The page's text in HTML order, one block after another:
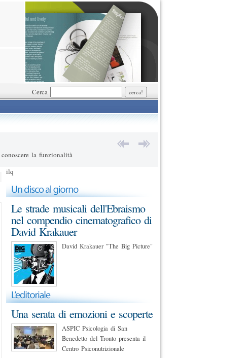
Cerca
la funzionalità
ilq
Le strade musicali dell'Ebraismo
nel compendio cinematografico di
David Krakauer
David Krakauer "The Big Picture"
Una serata di emozioni e scoperte
ASPIC Psicologia di San
Benedetto del Tronto presenta il
Centro Psiconutrizionale